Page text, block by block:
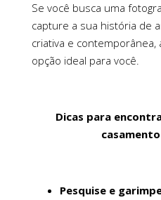
Se você busca uma
capture a sua história de
criativa e
opção ideal para você.
Dicas para
Pesquise e